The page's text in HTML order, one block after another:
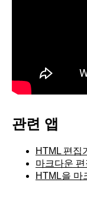
관련 앱
HTML 편집기
마크다운 편
HTML을 마